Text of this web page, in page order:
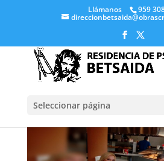
Llámanos 959
Seleccionar página